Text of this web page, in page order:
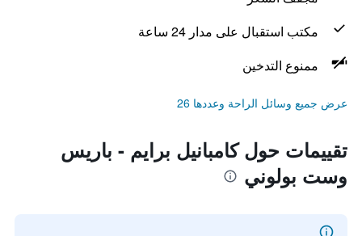
مكتب استقبال على مدار 24 ساعة
ممنوع التدخين
عرض جميع وسائل الراحة وعددها 26
تقييمات حول كامبانيل برايم - باريس
وست بولوني